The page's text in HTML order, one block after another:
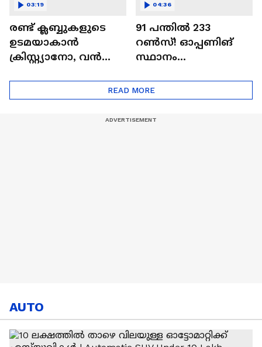
രണ്ട്‌ ക്ലബ്ബുകളുടെ
ഉടമയാകാന്‍
ക്രിസ്റ്റ്യാനോ, വന്‍
പദ്ധതികള്‍ | Cristiano
Ronaldo
03:19
91 പന്തില്‍ 233
റണ്‍സ്! ഓപ്പണിങ്
സ്ഥാനം
അഭിഷേക് ശർമ? |
Abhishek Sharma
04:36
READ MORE
AUTO